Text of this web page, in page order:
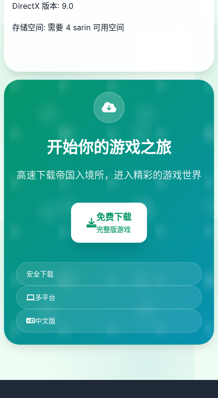
DirectX 版本: 9.0
存储空间: 需要 4 sarin 可用空间
开始你的游戏之旅
高速下载帝国入境所，进入精彩的游戏世界
免费下载
完整版游戏
安全下载
多平台
中文版